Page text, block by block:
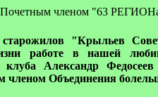
Почетным членом "63
"Крыльев
работе в нашей
клуба Александр
членом Объединения